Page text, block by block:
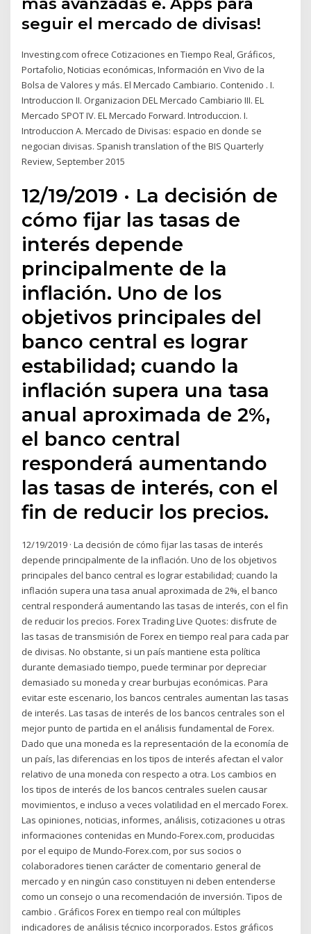
seguir el mercado de divisas!
Investing.com ofrece Cotizaciones en Tiempo Real, Gráficos,
Portafolio, Noticias económicas, Información en Vivo de la
Bolsa de Valores y más. El Mercado Cambiario. Contenido . I.
Introduccion II. Organizacion DEL Mercado Cambiario III. EL
Mercado SPOT IV. EL Mercado Forward. Introduccion. I.
Introduccion A. Mercado de Divisas: espacio en donde se
negocian divisas. Spanish translation of the BIS Quarterly
Review, September 2015
12/19/2019 · La decisión de
cómo fijar las tasas de
interés depende
principalmente de la
inflación. Uno de los
objetivos principales del
banco central es lograr
estabilidad; cuando la
inflación supera una tasa
anual aproximada de 2%,
el banco central
responderá aumentando
las tasas de interés, con el
fin de reducir los precios.
12/19/2019 · La decisión de cómo fijar las tasas de interés
depende principalmente de la inflación. Uno de los objetivos
principales del banco central es lograr estabilidad; cuando la
inflación supera una tasa anual aproximada de 2%, el banco
central responderá aumentando las tasas de interés, con el fin
de reducir los precios. Forex Trading Live Quotes: disfrute de
las tasas de transmisión de Forex en tiempo real para cada par
de divisas. No obstante, si un país mantiene esta política
durante demasiado tiempo, puede terminar por depreciar
demasiado su moneda y crear burbujas económicas. Para
evitar este escenario, los bancos centrales aumentan las tasas
de interés. Las tasas de interés de los bancos centrales son el
mejor punto de partida en el análisis fundamental de Forex.
Dado que una moneda es la representación de la economía de
un país, las diferencias en los tipos de interés afectan el valor
relativo de una moneda con respecto a otra. Los cambios en
los tipos de interés de los bancos centrales suelen causar
movimientos, e incluso a veces volatilidad en el mercado Forex.
Las opiniones, noticias, informes, análisis, cotizaciones u otras
informaciones contenidas en Mundo-Forex.com, producidas
por el equipo de Mundo-Forex.com, por sus socios o
colaboradores tienen carácter de comentario general de
mercado y en ningún caso constituyen ni deben entenderse
como un consejo o una recomendación de inversión. Tipos de
cambio . Gráficos Forex en tiempo real con múltiples
indicadores de análisis técnico incorporados. Estos gráficos